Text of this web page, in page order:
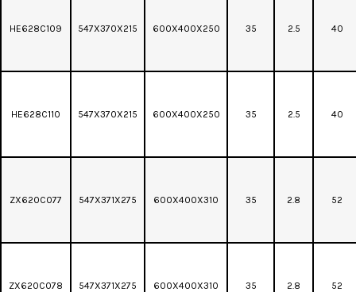
HE628C109 547X370X215 600X400X250 35 2.5 40
HE628C110 547X370X215 600X400X250 35 2.5 40
ZX620C077 547X371X275 600X400X310 35 2.8 52
ZX620C078 547X371X275 600X400X310 35 2.8 52